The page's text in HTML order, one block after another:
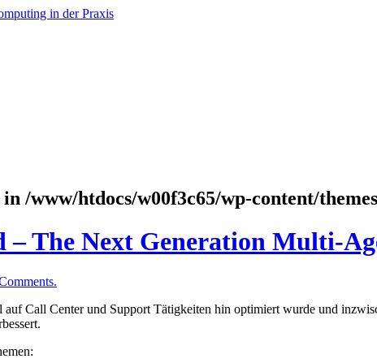
in /www/htdocs/w00f3c65/wp-content/
– The Next Generation Multi-
Call Center und Support Tätigkeiten hin optimiert wurde und